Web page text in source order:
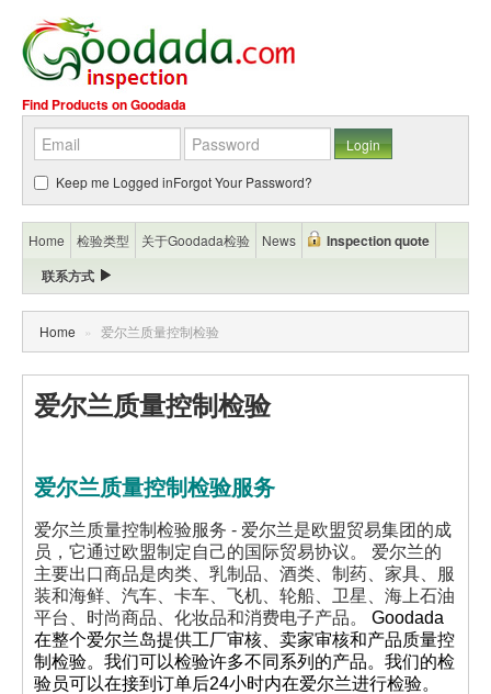
Find Products on Goodada
Keep me Logged inForgot Your Password?
Home 检验类型 关于Goodada检验 News
Inspection quote
联系方式
Home » 爱尔兰质量控制检验
爱尔兰质量控制检验
爱尔兰质量控制检验服务
爱尔兰质量控制检验服务 - 爱尔兰是欧盟贸易集团的成
员，它通过欧盟制定自己的国际贸易协议。 爱尔兰的
主要出口商品是肉类、乳制品、酒类、制药、家具、服
装和海鲜、汽车、卡车、飞机、轮船、卫星、海上石油
平台、时尚商品、化妆品和消费电子产品。 Goodada
在整个爱尔兰岛提供工厂审核、卖家审核和产品质量控
制检验。我们可以检验许多不同系列的产品。我们的检
验员可以在接到订单后24小时内在爱尔兰进行检验。